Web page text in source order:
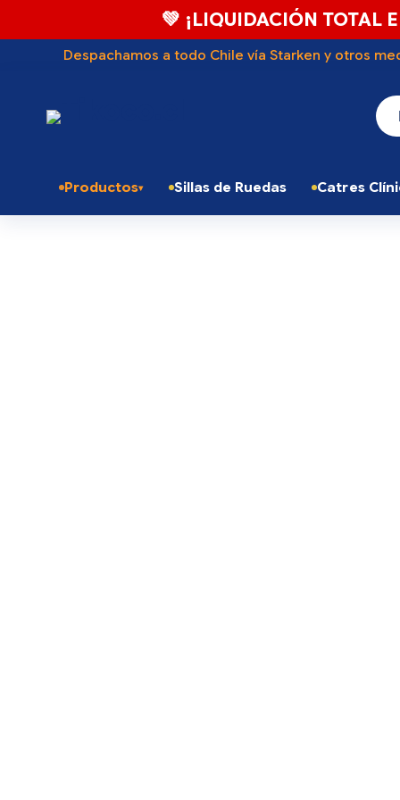
💚 ¡LIQUIDACIÓN
Despachamos a todo Chile vía Starken y otros
Productos Sillas de Ruedas Catres